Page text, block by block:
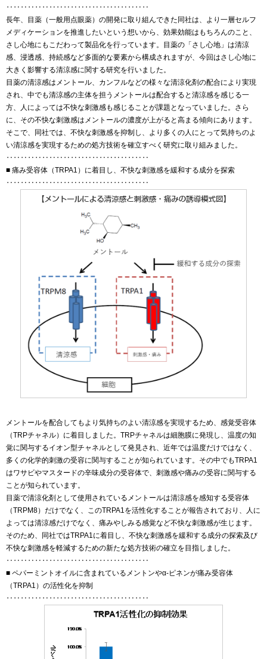
‥‥‥‥‥‥‥‥‥‥‥‥‥‥‥‥‥‥‥‥
長年、目薬（一般用点眼薬）の開発に取り組んできた同社は、より一層セルフ
メディケーションを推進したいという想いから、効果効能はもちろんのこと、
さし心地にもこだわって製品化を行っています。目薬の「さし心地」は清涼
感、浸透感、持続感など多面的な要素から構成されますが、今回はさし心地に
大きく影響する清涼感に関する研究を行いました。
目薬の清涼感はメントール、カンフルなどの様々な清涼化剤の配合により実現
され、中でも清涼感の主体を担うメントールは配合すると清涼感を感じる一
方、人によっては不快な刺激感も感じることが課題となっていました。さら
に、その不快な刺激感はメントールの濃度が上がると高まる傾向にあります。
そこで、同社では、不快な刺激感を抑制し、より多くの人にとって気持ちのよ
い清涼感を実現するための処方技術を確立すべく研究に取り組みました。
‥‥‥‥‥‥‥‥‥‥‥‥‥‥‥‥‥‥‥‥
■ 痛み受容体（TRPA1）に着目し、不快な刺激感を緩和する成分を探索
‥‥‥‥‥‥‥‥‥‥‥‥‥‥‥‥‥‥‥‥
メントールを配合してもより気持ちのよい清涼感を実現するため、感覚受容体
（TRPチャネル）に着目しました。TRPチャネルは細胞膜に発現し、温度の知
覚に関与するイオン型チャネルとして発見され、近年では温度だけではなく、
多くの化学的刺激の受容に関与することが知られています。その中でもTRPA1
はワサビやマスタードの辛味成分の受容体で、刺激感や痛みの受容に関与する
ことが知られています。
目薬で清涼化剤として使用されているメントールは清涼感を感知する受容体
（TRPM8）だけでなく、このTRPA1を活性化することが報告されており、人に
よっては清涼感だけでなく、痛みやしみる感覚など不快な刺激感が生じます。
そのため、同社ではTRPA1に着目し、不快な刺激感を緩和する成分の探索及び
不快な刺激感を軽減するための新たな処方技術の確立を目指しました。
‥‥‥‥‥‥‥‥‥‥‥‥‥‥‥‥‥‥‥‥
■ ペパーミントオイルに含まれているメントンやα-ピネンが痛み受容体
（TRPA1）の活性化を抑制
‥‥‥‥‥‥‥‥‥‥‥‥‥‥‥‥‥‥‥‥